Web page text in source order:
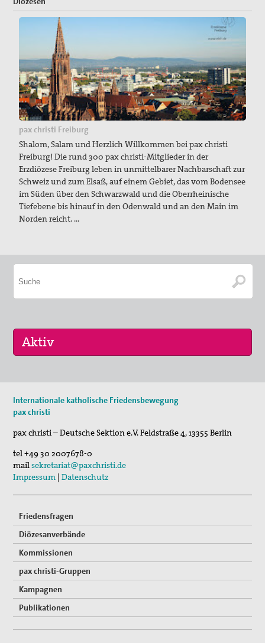
pax christi Freiburg
Shalom, Salam und Herzlich Willkommen bei pax christi
Freiburg! Die rund 300 pax christi-Mitglieder in der
Erzdiözese Freiburg leben in unmittelbarer Nachbarschaft zur
Schweiz und zum Elsaß, auf einem Gebiet, das vom Bodensee
im Süden über den Schwarzwald und die Oberrheinische
Tiefebene bis hinauf in den Odenwald und an den Main im
Norden reicht. …
Sommerferien-Friedensliedersingen
Fahradpilgertour 2026
29. Aug 2026
Fahrradpilgertour 2026
Internationale katholische Friedensbewegung
pax christi
pax christi – Deutsche Sektion e.V.Feldstraße 4,13355 Berlin
tel+49 30 2007678-0
mailsekretariat@paxchristi.de
Impressum |Datenschutz
Friedensfragen
Diözesanverbände
Kommissionen
pax christi-Gruppen
Kampagnen
Publikationen